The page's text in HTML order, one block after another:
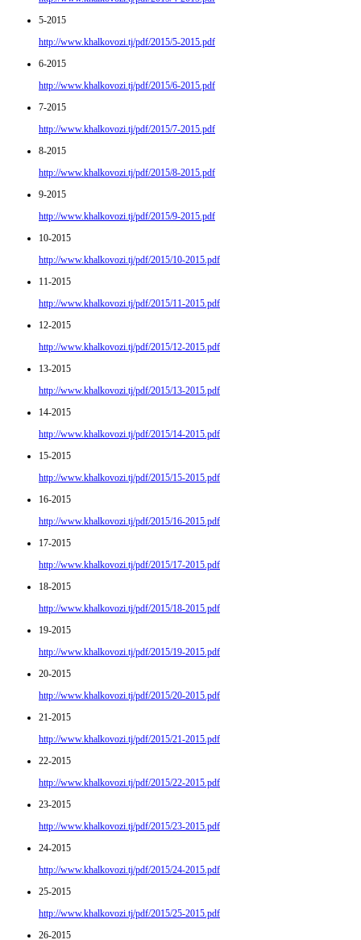
5-2015
http://www.khalkovozi.tj/pdf/2015/5-2015.pdf
6-2015
http://www.khalkovozi.tj/pdf/2015/6-2015.pdf
7-2015
http://www.khalkovozi.tj/pdf/2015/7-2015.pdf
8-2015
http://www.khalkovozi.tj/pdf/2015/8-2015.pdf
9-2015
http://www.khalkovozi.tj/pdf/2015/9-2015.pdf
10-2015
http://www.khalkovozi.tj/pdf/2015/10-2015.pdf
11-2015
http://www.khalkovozi.tj/pdf/2015/11-2015.pdf
12-2015
http://www.khalkovozi.tj/pdf/2015/12-2015.pdf
13-2015
http://www.khalkovozi.tj/pdf/2015/13-2015.pdf
14-2015
http://www.khalkovozi.tj/pdf/2015/14-2015.pdf
15-2015
http://www.khalkovozi.tj/pdf/2015/15-2015.pdf
16-2015
http://www.khalkovozi.tj/pdf/2015/16-2015.pdf
17-2015
http://www.khalkovozi.tj/pdf/2015/17-2015.pdf
18-2015
http://www.khalkovozi.tj/pdf/2015/18-2015.pdf
19-2015
http://www.khalkovozi.tj/pdf/2015/19-2015.pdf
20-2015
http://www.khalkovozi.tj/pdf/2015/20-2015.pdf
21-2015
http://www.khalkovozi.tj/pdf/2015/21-2015.pdf
22-2015
http://www.khalkovozi.tj/pdf/2015/22-2015.pdf
23-2015
http://www.khalkovozi.tj/pdf/2015/23-2015.pdf
24-2015
http://www.khalkovozi.tj/pdf/2015/24-2015.pdf
25-2015
http://www.khalkovozi.tj/pdf/2015/25-2015.pdf
26-2015